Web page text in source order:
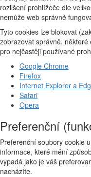
rozlišení prohlížeče dle
nemůže web správně
Tyto cookies lze blokovat
zobrazovat správně,
pro nejčastěji používané
Google Chrome
Firefox
Internet Explorer a
Safari
Opera
Preferenční
Preferenční soubory cookie
informace, které mění
vypadá jako je váš
nacházíte.